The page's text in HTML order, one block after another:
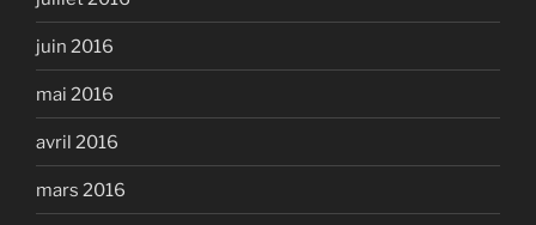
juin 2016
mai 2016
avril 2016
mars 2016